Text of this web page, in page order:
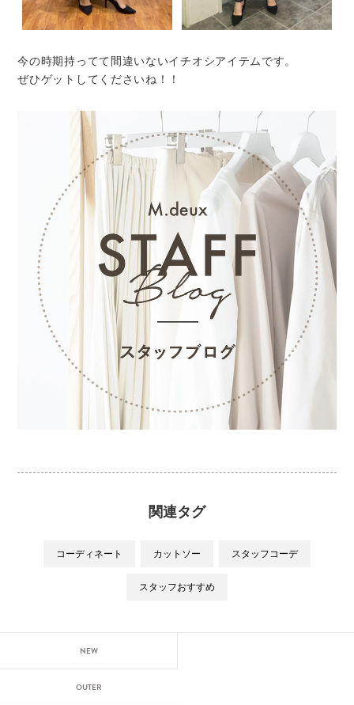
今の時期持ってて間違いないイチオシアイテムです。
ぜひゲットしてくださいね！！
関連タグ
コーディネート カットソー スタッフコーデ
スタッフおすすめ
NEW
OUTER